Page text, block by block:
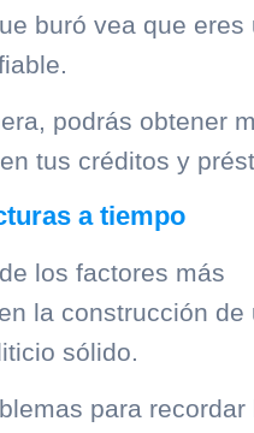
buró vea que eres
podrás obtener
tus créditos y
a tiempo
los factores más
la construcción de
sólido.
para recordar